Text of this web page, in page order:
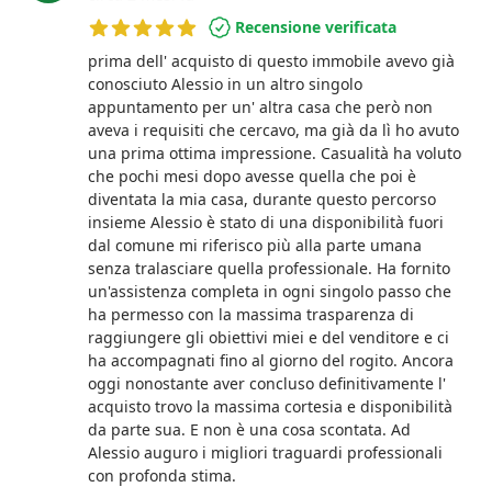
Recensione verificata
5 su 5 stelle
prima dell' acquisto di questo immobile avevo già
conosciuto Alessio in un altro singolo
appuntamento per un' altra casa che però non
aveva i requisiti che cercavo, ma già da lì ho avuto
una prima ottima impressione. Casualità ha voluto
che pochi mesi dopo avesse quella che poi è
diventata la mia casa, durante questo percorso
insieme Alessio è stato di una disponibilità fuori
dal comune mi riferisco più alla parte umana
senza tralasciare quella professionale. Ha fornito
un'assistenza completa in ogni singolo passo che
ha permesso con la massima trasparenza di
raggiungere gli obiettivi miei e del venditore e ci
ha accompagnati fino al giorno del rogito. Ancora
oggi nonostante aver concluso definitivamente l'
acquisto trovo la massima cortesia e disponibilità
da parte sua. E non è una cosa scontata. Ad
Alessio auguro i migliori traguardi professionali
con profonda stima.